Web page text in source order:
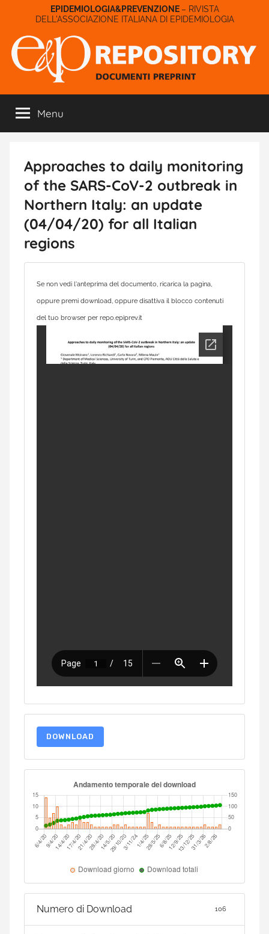
contenuto
– RIVISTA
DELL'ASSOCIAZIONE ITALIANA DI EPIDEMIOLOGIA
E&P
Repository
Menu
Approaches to daily monitoring
of the SARS-CoV-2 outbreak in
Northern Italy: an update
(04/04/20) for all Italian
regions
Se non vedi l'anteprima del documento, ricarica la pagina,
oppure premi download, oppure disattiva il blocco contenuti
del tuo browser per repo.epiprev.it
DOWNLOAD
Numero di Download 106